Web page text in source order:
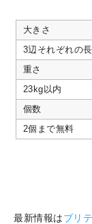
大きさ
3辺それぞれの
重さ
23kg以内
個数
2個まで無料
最新情報はブリ